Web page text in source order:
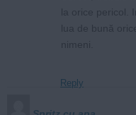
Reply